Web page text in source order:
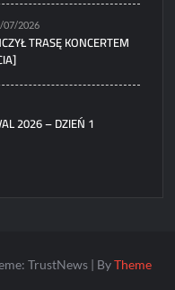
07/2026
TRASĘ KONCERTEM
2026 – DZIEŃ 1
TrustNews | ByTheme